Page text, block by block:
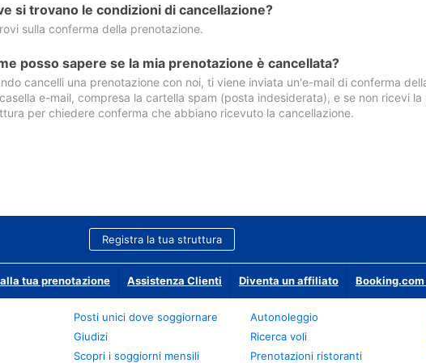
si trovano le condizioni di cancellazione?
sulla conferma della prenotazione.
posso sapere se la mia prenotazione è cancellata?
cancelli una prenotazione con noi, ti viene inviata un'e-mail di conferma
e-mail, compresa la cartella spam (posta indesiderata), e se non ricevi
per chiedere conferma che abbiano ricevuto la cancellazione.
Registra la tua struttura
tua prenotazione Assistenza Clienti Diventa un affiliato
Posti unici dove soggiornare
Giudizi
Scopri i soggiorni mensili
Autonoleggio
Ricerca voli
Prenotazioni ristoranti